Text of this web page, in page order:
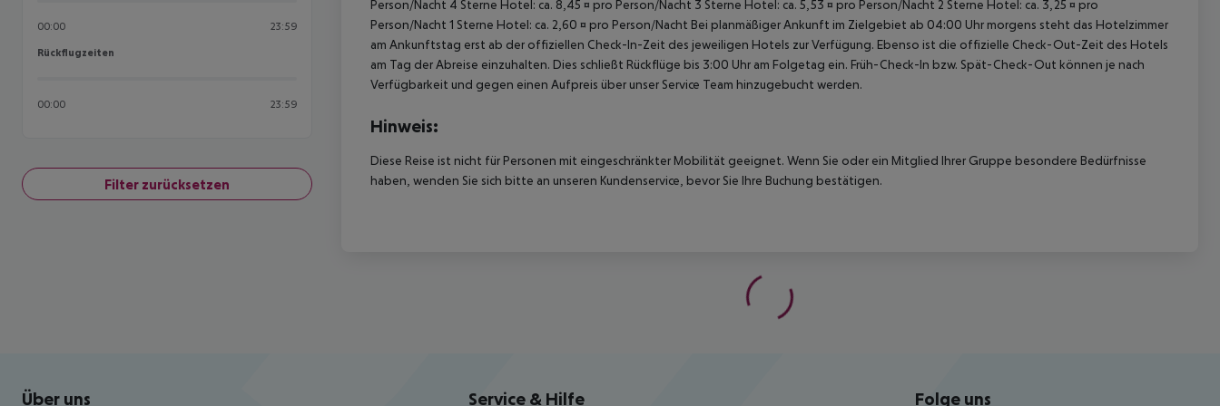
00:00 23:59
Rückflugzeiten
Rückflugzeiten
00:00 23:59
Filter zurücksetzen
Person/Nacht 4 Sterne Hotel: ca. 8,45 ¤ pro Person/Nacht 3 Sterne Hotel: ca. 5,53 ¤ pro Person/Nacht 2 Sterne Hotel: ca. 3,25 ¤ pro
Person/Nacht 1 Sterne Hotel: ca. 2,60 ¤ pro Person/Nacht Bei planmäßiger Ankunft im Zielgebiet ab 04:00 Uhr morgens steht das Hotelzimmer
am Ankunftstag erst ab der offiziellen Check-In-Zeit des jeweiligen Hotels zur Verfügung. Ebenso ist die offizielle Check-Out-Zeit des Hotels
am Tag der Abreise einzuhalten. Dies schließt Rückflüge bis 3:00 Uhr am Folgetag ein. Früh-Check-In bzw. Spät-Check-Out können je nach
Verfügbarkeit und gegen einen Aufpreis über unser Service Team hinzugebucht werden.
Hinweis:
Diese Reise ist nicht für Personen mit eingeschränkter Mobilität geeignet. Wenn Sie oder ein Mitglied Ihrer Gruppe besondere Bedürfnisse
haben, wenden Sie sich bitte an unseren Kundenservice, bevor Sie Ihre Buchung bestätigen.
Footer navigation
Über uns Service & Hilfe Folge uns